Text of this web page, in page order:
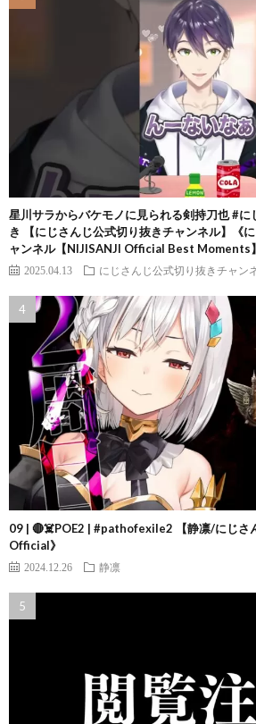
星川サラからバケモノに見られる剣持刀也 #
き 【にじさんじ公式切り抜きチャンネル】《
ャンネル【NIJISANJI Official Best Moments
2025.04.13 にじさんじ公式切り抜きチャン
09 | 🔴☠️POE2 | #pathofexile2 【静凛/にじさ
Official》
2024.12.26 静凛